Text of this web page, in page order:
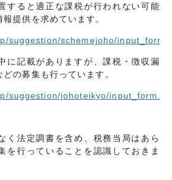
すると適正な課税が行われない可能
提供を求めています。
suggestion/schemejoho/
に記載がありますが、課税・徴収漏
の募集も行っています。
suggestion/johoteikyo/
く法定調書を含め、税務当局はあら
を行っていることを認識しておきま